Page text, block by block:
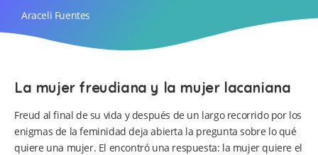
Araceli Fuentes
La mujer freudiana y la mujer lacaniana
Freud al final de su vida y después de un largo recorrido por los
enigmas de la feminidad deja abierta la pregunta sobre lo qué
quiere una mujer. El encontró una respuesta: la mujer quiere el